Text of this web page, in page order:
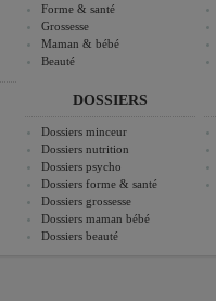
Forme & santé
Grossesse
Maman & bébé
Beauté
DOSSIERS
Dossiers minceur
Dossiers nutrition
Dossiers psycho
Dossiers forme & santé
Dossiers grossesse
Dossiers maman bébé
Dossiers beauté